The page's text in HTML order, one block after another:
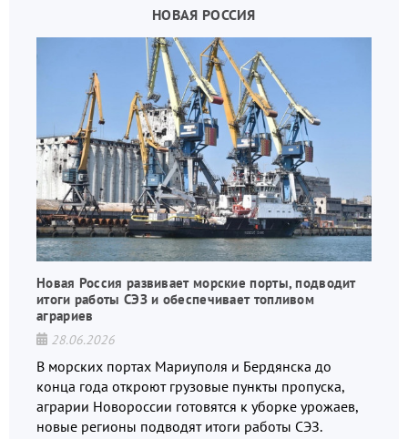
НОВАЯ РОССИЯ
Новая Россия развивает морские порты, подводит
итоги работы СЭЗ и обеспечивает топливом
аграриев
28.06.2026
В морских портах Мариуполя и Бердянска до
конца года откроют грузовые пункты пропуска,
аграрии Новороссии готовятся к уборке урожаев,
новые регионы подводят итоги работы СЭЗ.